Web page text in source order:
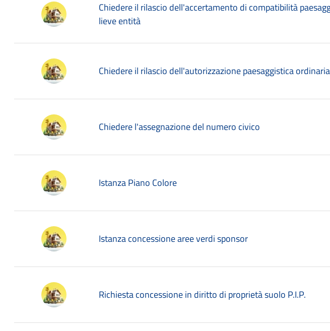
Chiedere il rilascio dell'accertamento di compatibilità
lieve entità
Chiedere il rilascio dell'autorizzazione paesaggistica
Chiedere l'assegnazione del numero civico
Istanza Piano Colore
Istanza concessione aree verdi sponsor
Richiesta concessione in diritto di proprietà suolo P.I.P.